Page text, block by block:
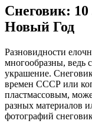
Снеговик:
Новый Год
Разновидности
многообразны, ведь
украшение.
времен СССР или
пластмассовым,
разных материалов
фотографий